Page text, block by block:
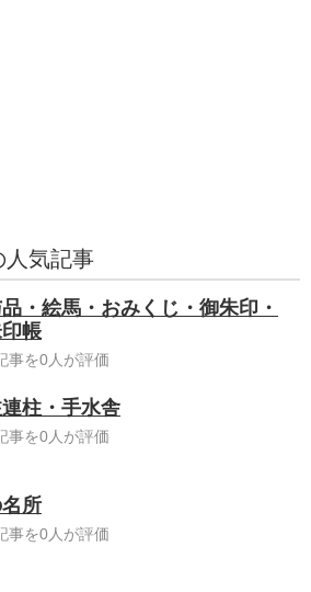
人気記事
・絵馬・おみくじ・御朱印・
帳
事を0人が評価
柱・手水舎
事を0人が評価
所
事を0人が評価